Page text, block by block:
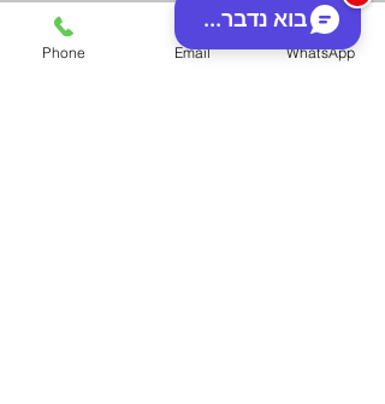
Phone Email WhatsApp
בוא נדבר...